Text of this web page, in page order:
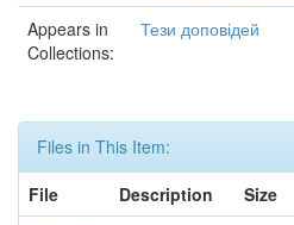
Appears in
Collections:
Тези доповідей
Files in This Item:
File
Description Size